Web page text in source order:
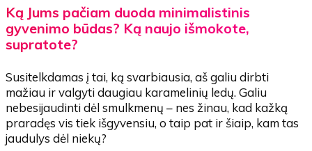
Ką Jums pačiam duoda minimalistinis
gyvenimo būdas? Ką naujo išmokote,
supratote?
Susitelkdamas į tai, ką svarbiausia, aš galiu dirbti
mažiau ir valgyti daugiau karamelinių ledų. Galiu
nebesijaudinti dėl smulkmenų – nes žinau, kad kažką
praradęs vis tiek išgyvensiu, o taip pat ir šiaip, kam tas
jaudulys dėl niekų?